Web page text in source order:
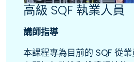
高級 SQF 執業人員
講師指導
本課程專為目前的 SQF 從